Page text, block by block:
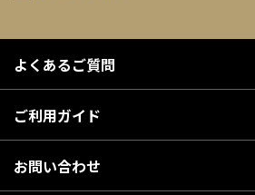
よくあるご質問
ご利用ガイド
お問い合わせ